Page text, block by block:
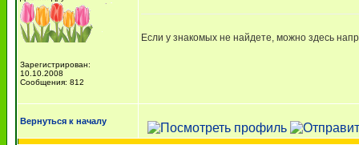
Зарегистрирован:
10.10.2008
Сообщения: 812
Если у знакомых не найдете, можно здесь
Вернуться к началу